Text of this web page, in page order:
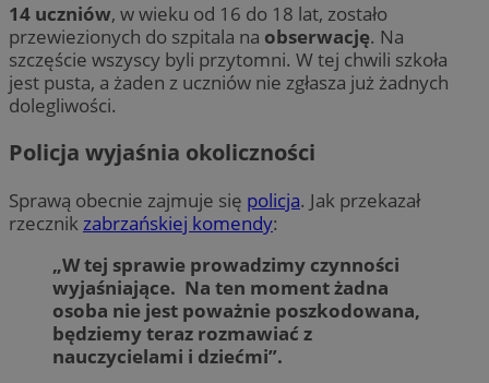
14 uczniów, w wieku od 16 do 18 lat, zostało
przewiezionych do szpitala na obserwację. Na
szczęście wszyscy byli przytomni. W tej chwili szkoła
jest pusta, a żaden z uczniów nie zgłasza już żadnych
dolegliwości.
Policja wyjaśnia okoliczności
Sprawą obecnie zajmuje się policja. Jak przekazał
rzecznik zabrzańskiej komendy:
„W tej sprawie prowadzimy czynności
wyjaśniające. Na ten moment żadna
osoba nie jest poważnie poszkodowana,
będziemy teraz rozmawiać z
nauczycielami i dziećmi”.